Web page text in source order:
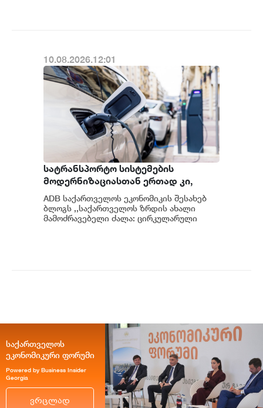
10.08.2026.12:01
სატრანსპორტო სისტემების
მოდერნიზაციასთან ერთად კი,
ახალი შესაძლებლობები ჩნდება
ბატარეების გადამუშავებისა და
ელექტრომობილობის
ADB საქართველოს ეკონომიკის შესახებ
ბლოგს ,,საქართველოს ზრდის ახალი
მამოძრავებელი ძალა: ცირკულარული
საქართველოს
ეკონომიკური ფორუმი
Powered by Business Insider
Georgia
ვრცლად